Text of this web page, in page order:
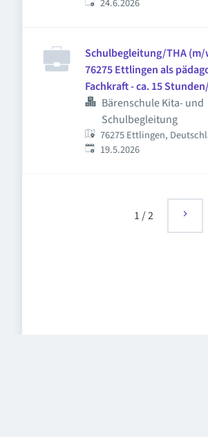
24.6.2026
Schulbegleitung/THA
76275 Ettlingen als
Fachkraft - ca. 15
Bärenschule Kita- und
Schulbegleitung
76275 Ettlingen,
Veröffentlicht
19.5.2026
1/2